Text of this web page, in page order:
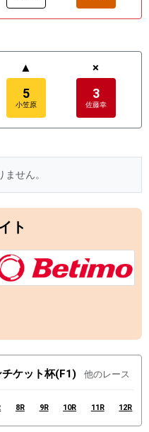
▲
5
小笠原
×
3
佐藤幸
せん。
ト
ケット杯(F1) 他のレース
8R 9R 10R 11R 12R